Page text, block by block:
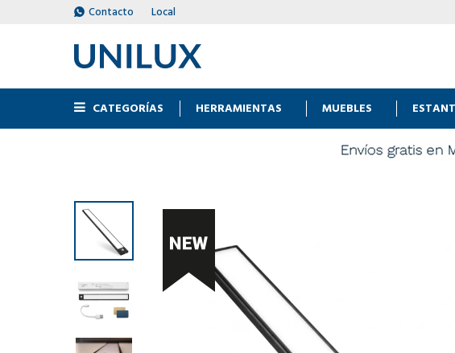
CATEGORÍAS HERRAMIENTAS MUEBLES
Contacto Local